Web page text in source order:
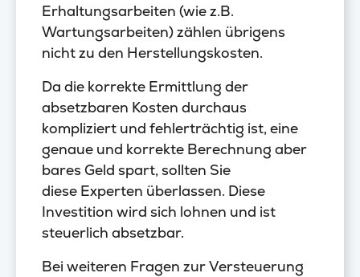
Erhaltungsarbeiten (wie z.B.
Wartungsarbeiten) zählen übrigens
nicht zu den Herstellungskosten.
Da die korrekte Ermittlung der
absetzbaren Kosten durchaus
kompliziert und fehlerträchtig ist, eine
genaue und korrekte Berechnung aber
bares Geld spart, sollten Sie
diese Experten überlassen. Diese
Investition wird sich lohnen und ist
steuerlich absetzbar.
Bei weiteren Fragen zur Versteuerung